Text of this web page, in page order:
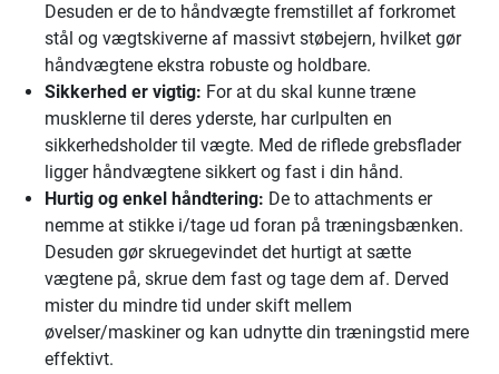
Desuden er de to håndvægte fremstillet af forkromet
stål og vægtskiverne af massivt støbejern, hvilket gør
håndvægtene ekstra robuste og holdbare.
Sikkerhed er vigtig: For at du skal kunne træne
musklerne til deres yderste, har curlpulten en
sikkerhedsholder til vægte. Med de riflede grebsflader
ligger håndvægtene sikkert og fast i din hånd.
Hurtig og enkel håndtering: De to attachments er
nemme at stikke i/tage ud foran på træningsbænken.
Desuden gør skruegevindet det hurtigt at sætte
vægtene på, skrue dem fast og tage dem af. Derved
mister du mindre tid under skift mellem
øvelser/maskiner og kan udnytte din træningstid mere
effektivt.